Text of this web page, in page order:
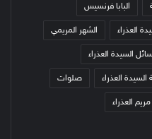
البابا فرنسيس
العذراء الشهر المريمي
السيدة العذراء
السيدة العذراء صلوات
مريم العذراء